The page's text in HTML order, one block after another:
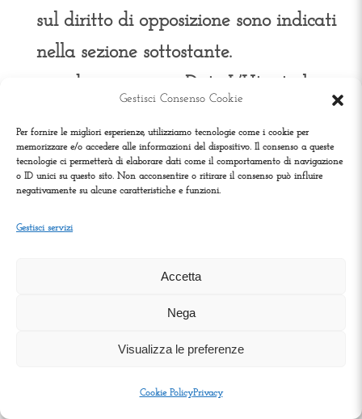
Gestisci Consenso Cookie
Per fornire le migliori esperienze, utilizziamo tecnologie come i cookie per
memorizzare e/o accedere alle informazioni del dispositivo. Il consenso a queste
tecnologie ci permetterà di elaborare dati come il comportamento di navigazione
o ID unici su questo sito. Non acconsentire o ritirare il consenso può influire
negativamente su alcune caratteristiche e funzioni.
Gestisci servizi
Accetta
Nega
Visualizza le preferenze
Cookie PolicyPrivacy
sul diritto di opposizione sono indicati
nella sezione sottostante.
accedere ai propri Dati.
L’Utente ha
Dati trattati dal Titolare, su
determinati aspetti del trattamento ed
L’Utente può verificare
la correttezza dei propri Dati e
ottenere la limitazione del